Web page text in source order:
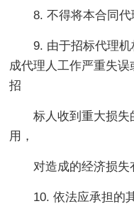
8. 不得将本合同
9. 由于招标代理
成代理人工作严重失
招
标人收到重大损
用，
对造成的经济损
10. 依法应承担的